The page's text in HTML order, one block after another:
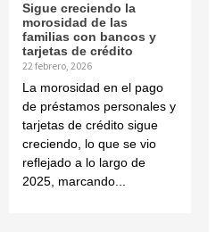
Sigue creciendo la
morosidad de las
familias con bancos y
tarjetas de crédito
22 febrero, 2026
La morosidad en el pago
de préstamos personales y
tarjetas de crédito sigue
creciendo, lo que se vio
reflejado a lo largo de
2025, marcando...